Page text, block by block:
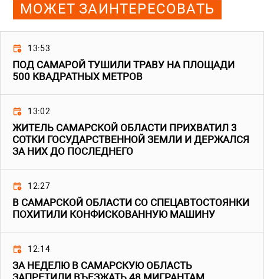
МОЖЕТ ЗАИНТЕРЕСОВАТЬ
13:53
ПОД САМАРОЙ ТУШИЛИ ТРАВУ НА ПЛОЩАДИ
500 КВАДРАТНЫХ МЕТРОВ
13:02
ЖИТЕЛЬ САМАРСКОЙ ОБЛАСТИ ПРИХВАТИЛ 3
СОТКИ ГОСУДАРСТВЕННОЙ ЗЕМЛИ И ДЕРЖАЛСЯ
ЗА НИХ ДО ПОСЛЕДНЕГО
12:27
В САМАРСКОЙ ОБЛАСТИ СО СПЕЦАВТОСТОЯНКИ
ПОХИТИЛИ КОНФИСКОВАННУЮ МАШИНУ
12:14
ЗА НЕДЕЛЮ В САМАРСКУЮ ОБЛАСТЬ